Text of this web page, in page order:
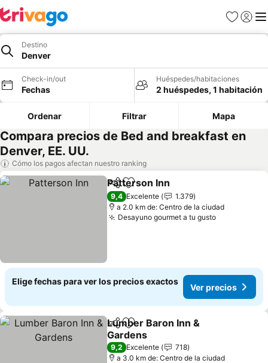
Favoritos
Iniciar
Destino
Denver
Check-in/out
Fechas
Huéspedes/habitaciones
2 huéspedes, 1 habitación
Ordenar Filtrar Mapa
Compara precios de Bed and breakfast en
Denver, EE. UU.
Cómo los pagos afectan nuestro ranking
CompartirAgregar a favoritos
Patterson Inn
9,4 Excelente
1.379
a 2.0 km de: Centro de la ciudad
Desayuno gourmet a tu gustoVer precios
Elige fechas para ver los precios exactos
Ver precios
CompartirAgregar a favoritos
Lumber Baron Inn &
Gardens
Ver precios
9,2 Excelente
718
a 3.0 km de: Centro de la ciudad